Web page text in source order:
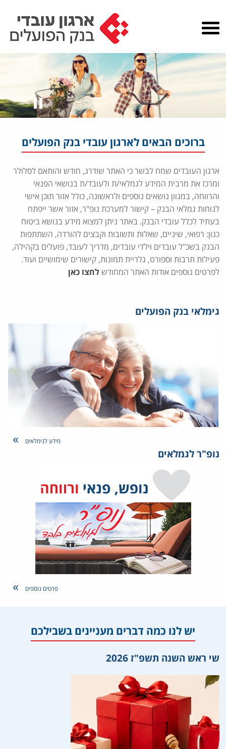
ברוכים הבאים לארגון עובדי בנק הפועלים
ארגון העובדים שמח לבשר כי האתר שודרג, חודש והותאם לסלולר
ומרכז את מרבית המידע לגמלאי/ת ולעובד/ת בנושאי הפנאי
והרווחה, במגוון נושאים נוספים ולראשונה, כולל אזור תוכן אישי
לנוחות גמלאי הבנק – קישור למערכת נופ"ר, אזור אשר ייפתח
בעתיד לכלל עובדי הבנק. באתר ניתן למצוא מידע בנושא ביטוח
כגון: רפואי, שיניים, שאלות ותשובות וקבצים להורדה, השתתפות
הבנק בשכ"ל עובדים וילדי עובדים, מדריך לעובד, פועלים בקהילה,
פעילות תרבות וספורט, גלריית תמונות, קישורים שימושיים ועוד.
לפרטים נוספים אודות האתר המחודשלחצו כאן
גימלאי בנק הפועלים
מידע לגימלאים
נופ"ר לגמלאים
פרטים נוספים
יש לנו כמה דברים מעניינים בשבילכם
שי ראש השנה תשפ"ז 2026